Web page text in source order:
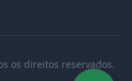
os direitos reservados.